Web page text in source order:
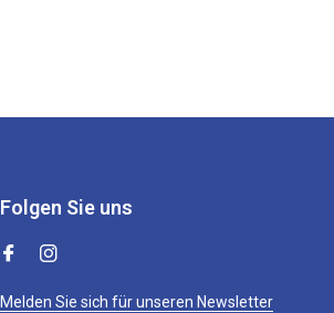
Folgen Sie uns
Melden Sie sich für unseren Newsletter